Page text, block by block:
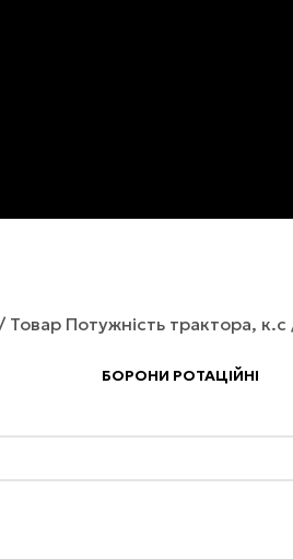
Товар Потужність трактора, к.с
БОРОНИ РОТАЦІЙНІ